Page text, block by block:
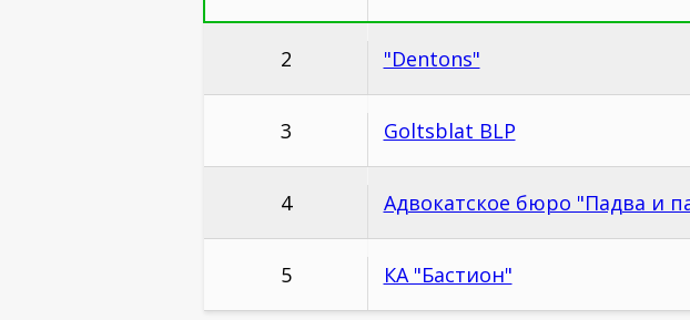
2 "Dentons"
3 Goltsblat BLP
4 Адвокатское бюро "Падва и
5 КА "Бастион"